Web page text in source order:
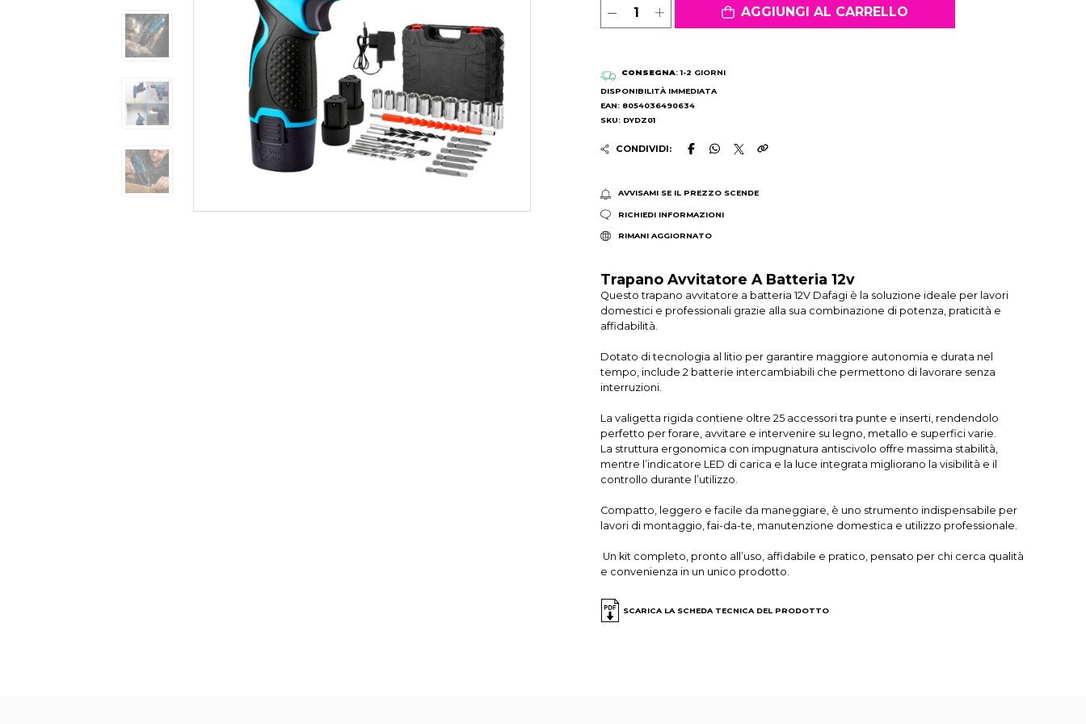
AGGIUNGI AL CARRELLO
CONSEGNA: 1-2 GIORNI
DISPONIBILITÀ IMMEDIATA
EAN: 8054036490634
SKU: DYDZ01
CONDIVIDI:
AVVISAMI SE IL PREZZO SCENDE
RICHIEDI INFORMAZIONI
RIMANI AGGIORNATO
Trapano Avvitatore A Batteria 12v
Questo trapano avvitatore a batteria 12V Dafagi è la soluzione ideale per lavori
domestici e professionali grazie alla sua combinazione di potenza, praticità e
affidabilità.
Dotato di tecnologia al litio per garantire maggiore autonomia e durata nel
tempo, include 2 batterie intercambiabili che permettono di lavorare senza
interruzioni.
La valigetta rigida contiene oltre 25 accessori tra punte e inserti, rendendolo
perfetto per forare, avvitare e intervenire su legno, metallo e superfici varie.
La struttura ergonomica con impugnatura antiscivolo offre massima stabilità,
mentre l’indicatore LED di carica e la luce integrata migliorano la visibilità e il
controllo durante l’utilizzo.
Compatto, leggero e facile da maneggiare, è uno strumento indispensabile per
lavori di montaggio, fai-da-te, manutenzione domestica e utilizzo professionale.
Un kit completo, pronto all’uso, affidabile e pratico, pensato per chi cerca qualità
e convenienza in un unico prodotto.
SCARICA LA SCHEDA TECNICA DEL PRODOTTO